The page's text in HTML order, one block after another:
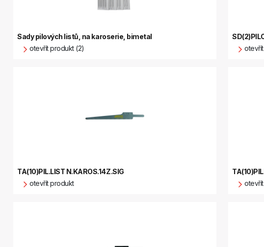
Sady pilových listů, na karoserie, bimetal
otevřít produkt (2)
TA(10)PIL.LIST N.KAROS.14Z.SIG
otevřít produkt